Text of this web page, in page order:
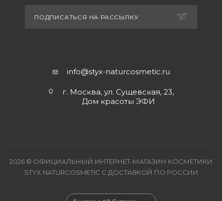
ПОДПИСАТЬСЯ НА РАССЫЛКУ
info@styx-naturcosmetic.ru
г. Москва, ул. Сущевская, 23,
Дом красоты ЭФИ
2026 © ОФИЦИАЛЬНЫЙ ИНТЕРНЕТ-МАГАЗИН КОСМЕТИКИ
STYX NATURCOSMETIC С ДОСТАВКОЙ ПО РОССИИ